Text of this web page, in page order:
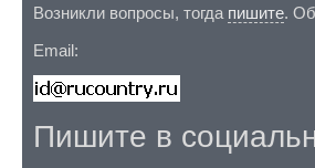
Возникли вопросы, тогда пишите.
Email:
Пишите в